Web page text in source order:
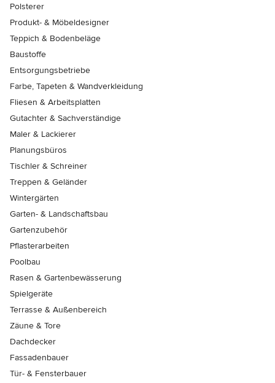
Polsterer
Produkt- & Möbeldesigner
Teppich & Bodenbeläge
Baustoffe
Entsorgungsbetriebe
Farbe, Tapeten & Wandverkleidung
Fliesen & Arbeitsplatten
Gutachter & Sachverständige
Maler & Lackierer
Planungsbüros
Tischler & Schreiner
Treppen & Geländer
Wintergärten
Garten- & Landschaftsbau
Gartenzubehör
Pflasterarbeiten
Poolbau
Rasen & Gartenbewässerung
Spielgeräte
Terrasse & Außenbereich
Zäune & Tore
Dachdecker
Fassadenbauer
Tür- & Fensterbauer